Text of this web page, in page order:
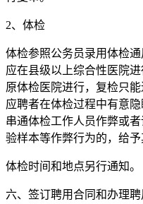
2、体检
体检参照公务员录用体检
应在县级以上综合性医院
原体检医院进行，复检只
应聘者在体检过程中有意
串通体检工作人员作弊或
验样本等作弊行为的，给予
体检时间和地点另行通知。
六、签订聘用合同和办理聘